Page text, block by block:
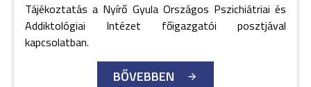
Tájékoztatás a Nyírő Gyula Országos Pszichiátriai és
Addiktológiai Intézet főigazgatói posztjával
kapcsolatban.
BŐVEBBEN